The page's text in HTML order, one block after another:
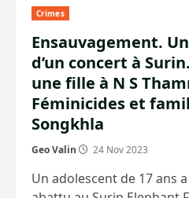
Crimes
Ensauvagement.
d’un concert à
une fille à N S
Féminicides et
Songkhla
Geo Valin 24 Nov 2023
Un adolescent de 17 ans